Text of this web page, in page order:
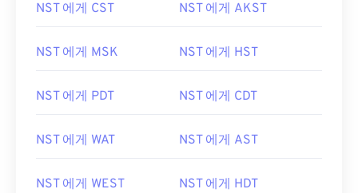
NST 에게 CST NST 에게 AKST
NST 에게 MSK NST 에게 HST
NST 에게 PDT NST 에게 CDT
NST 에게 WAT NST 에게 AST
NST 에게 WEST NST 에게 HDT